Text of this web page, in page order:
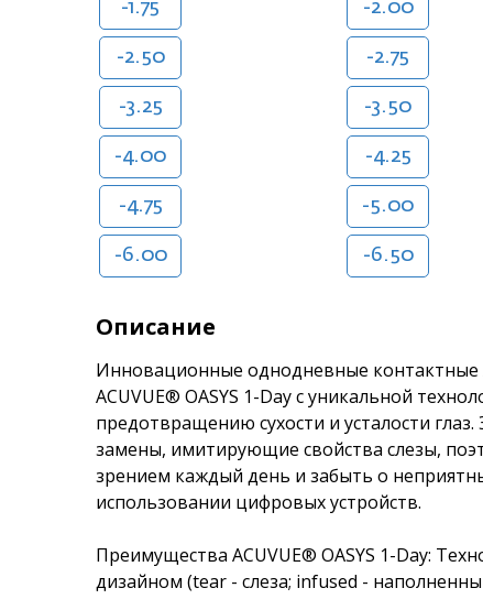
-1.75 -2.00
-2.50 -2.75
-3.25 -3.50
-4.00 -4.25
-4.75 -5.00
-6.00 -6.50
Описание
Инновационные однодневные контактные
ACUVUE® OASYS 1-Day с уникальной
предотвращению сухости и усталости
замены, имитирующие свойства слезы,
зрением каждый день и забыть о
использовании цифровых устройств.
Преимущества ACUVUE® OASYS 1-Day:
дизайном (tear - слеза; infused -